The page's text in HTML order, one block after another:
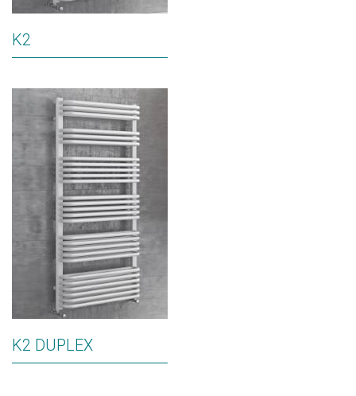
K2
K2 DUPLEX